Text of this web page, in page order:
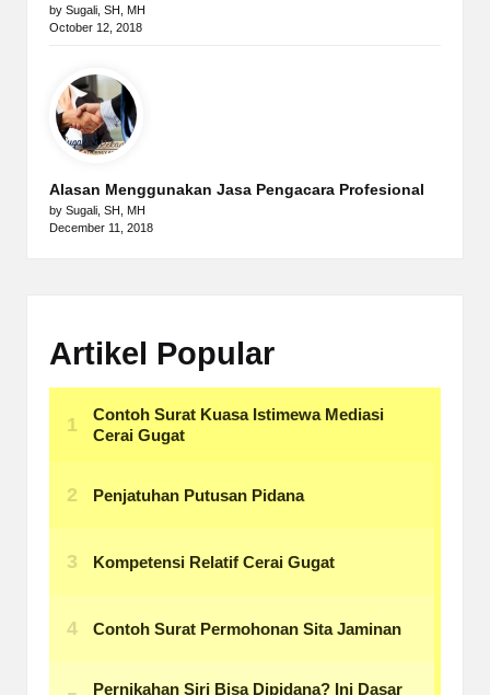
by Sugali, SH, MH
October 12, 2018
Alasan Menggunakan Jasa Pengacara Profesional
by Sugali, SH, MH
December 11, 2018
Artikel Popular